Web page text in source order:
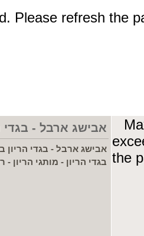
אבישג ארבל - בגדי
אבישג ארבל - בגדי הריון
בגדי הריון - מותגי הריון - רשת